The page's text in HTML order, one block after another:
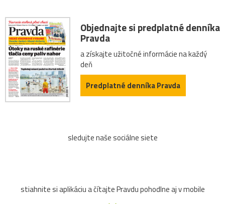
Objednajte si predplatné denníka
Pravda
a získajte užitočné informácie na každý
deň
Predplatné denníka Pravda
sledujte naše sociálne siete
stiahnite si aplikáciu a čítajte Pravdu pohodlne aj v mobile